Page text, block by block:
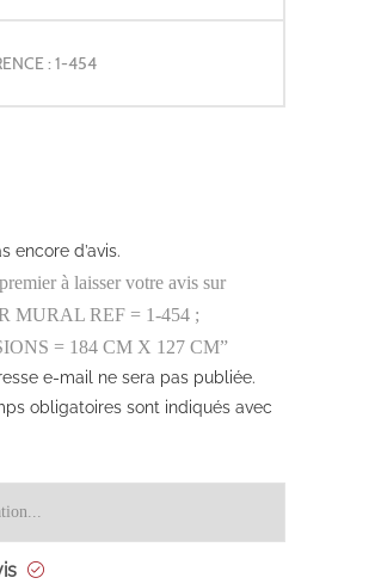
: 1-454
encore d’avis.
à laisser votre avis sur
MURAL REF = 1-454 ;
= 184 CM X 127 CM”
e-mail ne sera pas publiée.
obligatoires sont indiqués avec